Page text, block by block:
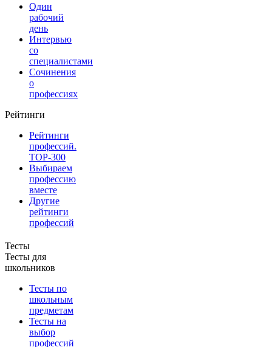
Один
рабочий
день
Интервью
со
специалистами
Сочинения
о
профессиях
Рейтинги
Рейтинги
профессий.
TOP-300
Выбираем
профессию
вместе
Другие
рейтинги
профессий
Тесты
Тесты для
школьников
Тесты по
школьным
предметам
Тесты на
выбор
профессий